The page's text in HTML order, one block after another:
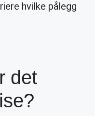
hvilke pålegg
det